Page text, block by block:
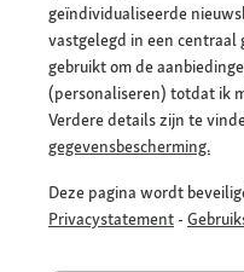
geïndividualiseerde
vastgelegd in een
gebruikt om de
(personaliseren) totdat ik
Verdere details zijn te
gegevensbescherming.
Deze pagina wordt
Privacystatement -